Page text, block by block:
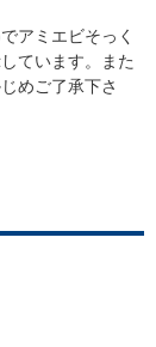
アミエビそっく
ています。また
めご了承下さ